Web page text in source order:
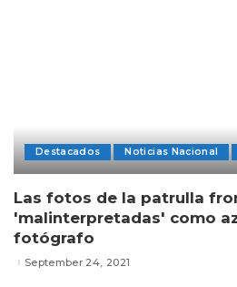
Destacados Noticias Nacional
Las fotos de la patrulla
'malinterpretadas' como
fotógrafo
September 24, 2021